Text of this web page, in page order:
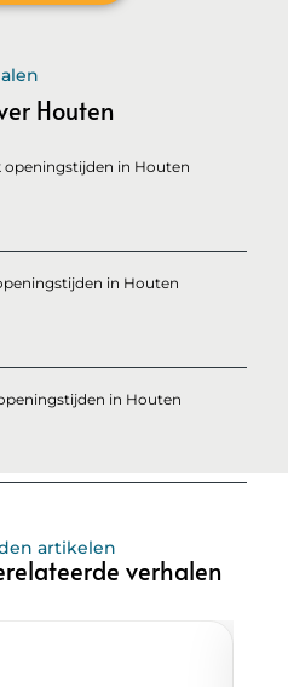
Houten
openingstijden in Houten
in Houten
in Houten
artikelen
verhalen